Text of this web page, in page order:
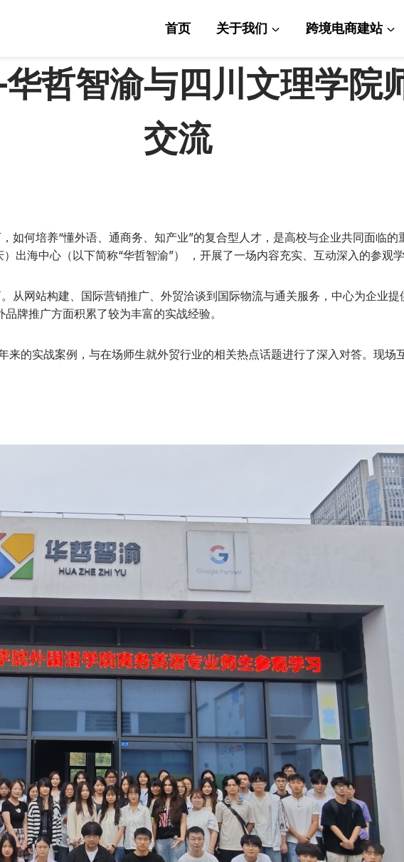
首页 关于我们 跨境电商建站
哲智渝与四川文理学院
交流
培养“懂外语、通商务、知产业”的复合型人才，是高校与企业共同面临的
出海中心（以下简称“华哲智渝”） ，开展了一场内容充实、互动深入的参观学
站构建、国际营销推广、外贸洽谈到国际物流与通关服务，中心为企业提
牌推广方面积累了较为丰富的实战经验。
实战案例，与在场师生就外贸行业的相关热点话题进行了深入对答。现场